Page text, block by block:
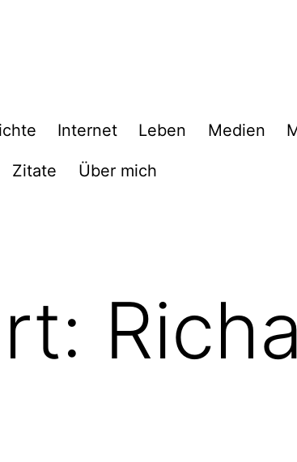
Internet Leben Medien
Zitate Über mich